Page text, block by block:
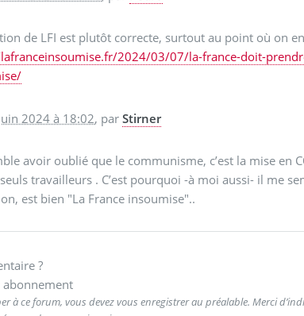
de LFI est plutôt correcte, surtout au point où on
2024/03/07/la-france-doit-
2024 à 18:02, parStirner
avoir oublié que le communisme, c’est la mise en
travailleurs . C’est pourquoi -à moi aussi- il me
est bien "La France insoumise"..
?
à ce forum, vous devez vous enregistrer au préalable. Merci